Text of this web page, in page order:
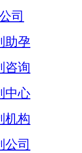
司
助孕
咨询
中心
机构
公司